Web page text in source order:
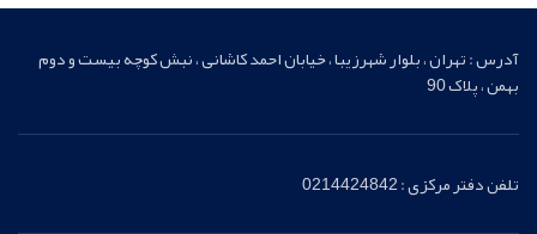
آدرس : تهران ، بلوار شهرزیبا ، خیابان احمد کاشانی ، نبش کوچه بیست و دوم
بهمن ، پلاک 90
تلفن دفتر مرکزی : 0214424842